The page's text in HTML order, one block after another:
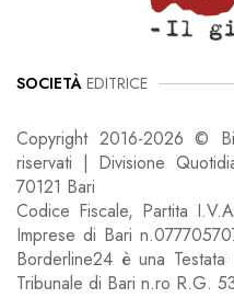
SOCIETÀ EDITRICE
Copyright 2016-2026 ©
riservati | Divisione
70121 Bari
Codice Fiscale, Partita
Imprese di Bari
Borderline24 è una
Tribunale di Bari n.ro R.G.